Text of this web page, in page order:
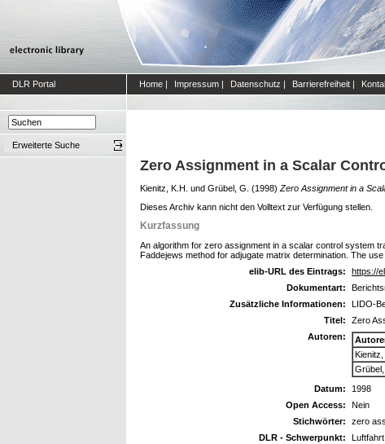
DLR Portal Home | Impressum | Datenschutz | Barrierefreiheit |
Erweiterte Suche
Zero Assignment in a Scalar
Kienitz, K.H. und Grübel, G. (1998) Zero Assignment in a
Dieses Archiv kann nicht den Volltext zur Verfügung stellen.
Kurzfassung
An algorithm for zero assignment in a scalar control system
Faddejews method for adjugate matrix determination. The
elib-URL des Eintrags:
https://
Dokumentart:
Zusätzliche Informationen:
LIDO-
Titel:
Zero
Autoren:
Kienitz,
Grübel,
Datum:
1998
Open Access:
Nein
Stichwörter:
zero
DLR - Schwerpunkt:
Luftfahrt